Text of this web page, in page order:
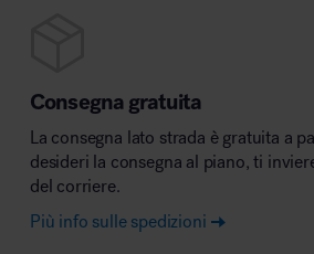
Consegna gratuita
La consegna lato strada è gratuita a
desideri la consegna al piano, ti
del corriere.
Più info sulle spedizioni